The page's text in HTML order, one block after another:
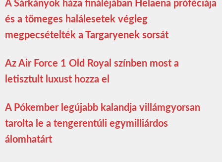
A Sárkányok háza fináléjában Helaena próféciája
és a tömeges halálesetek végleg
megpecsételték a Targaryenek sorsát
Az Air Force 1 Old Royal színben most a
letisztult luxust hozza el
A Pókember legújabb kalandja villámgyorsan
tarolta le a tengerentúli egymilliárdos
álomhatárt